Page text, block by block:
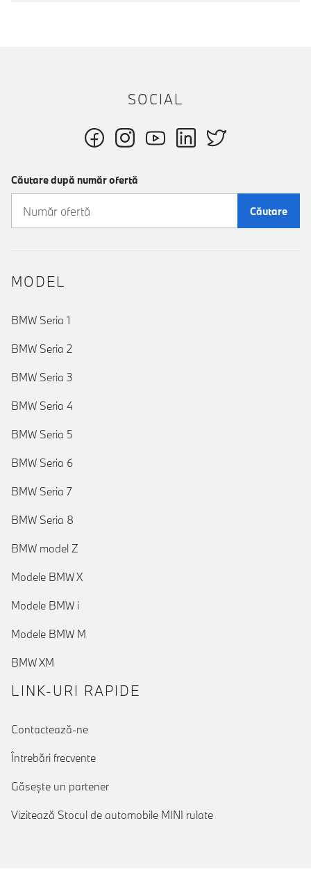
SOCIAL
Căutare după număr ofertă
Căutare
MODEL
BMW Seria 1
BMW Seria 2
BMW Seria 3
BMW Seria 4
BMW Seria 5
BMW Seria 6
BMW Seria 7
BMW Seria 8
BMW model Z
Modele BMW X
Modele BMW i
Modele BMW M
BMW XM
LINK-URI RAPIDE
Contactează-ne
Întrebări frecvente
Găseşte un partener
Vizitează Stocul de automobile MINI rulate